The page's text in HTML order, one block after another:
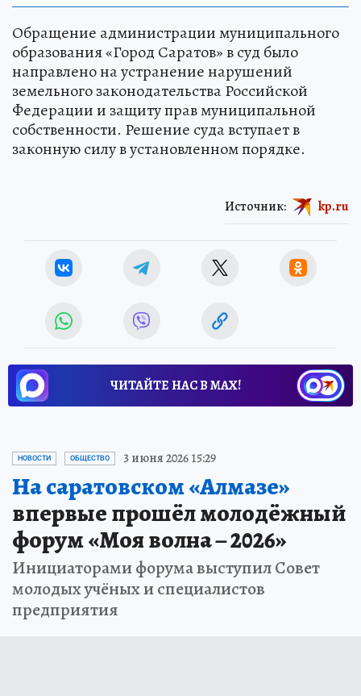
Обращение администрации муниципального
образования «Город Саратов» в суд было
направлено на устранение нарушений
земельного законодательства Российской
Федерации и защиту прав муниципальной
собственности. Решение суда вступает в
законную силу в установленном порядке.
Источник: kp.ru
ЧИТАЙТЕ НАС В МАХ!
НОВОСТИ ОБЩЕСТВО 3 июня 2026 15:29
На саратовском «Алмазе»
впервые прошёл молодёжный
форум «Моя волна – 2026»
Инициаторами форума выступил Совет
молодых учёных и специалистов
предприятия